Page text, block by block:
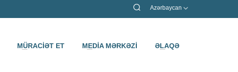
Azərbaycan
MÜRACİƏT ET MEDİA MƏRKƏZİ ƏLAQƏ